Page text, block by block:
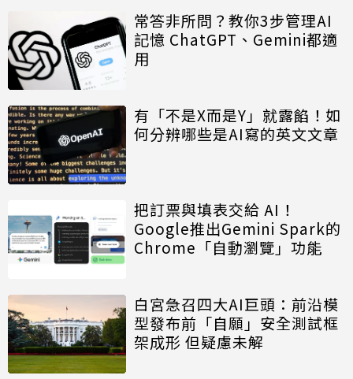
常答非所問？教你3步管理AI
記憶 ChatGPT、Gemini都適
用
有「不是X而是Y」就露餡！如
何分辨哪些是AI寫的英文文章
把訂票與填表交給 AI！
Google推出Gemini Spark的
Chrome「自動瀏覽」功能
白宮急召四大AI巨頭：前沿模
型發布前「自願」安全測試框
架成形 但疑慮未解